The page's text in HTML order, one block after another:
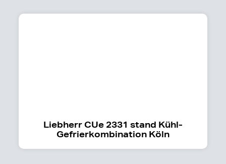
Liebherr CUe 2331 stand Kühl-
Gefrierkombination Köln